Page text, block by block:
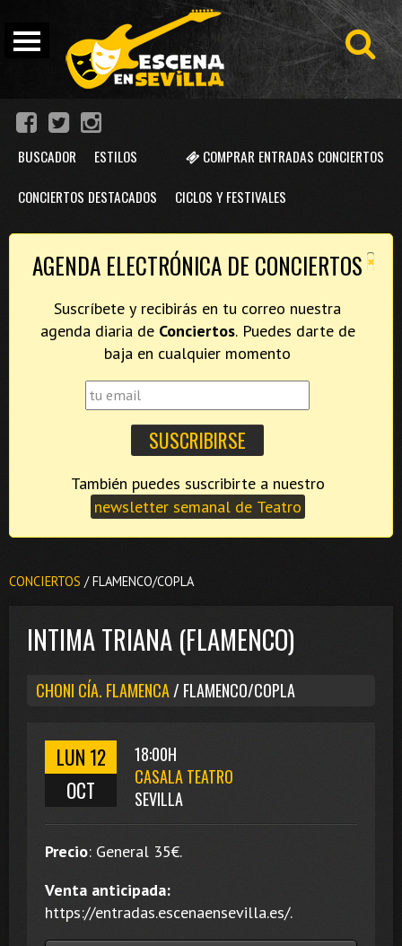
COMPRAR ENTRADAS CONCIERTOS
BUSCADOR ESTILOS
CONCIERTOS DESTACADOS CICLOS Y FESTIVALES
×
AGENDA ELECTRÓNICA DE CONCIERTOS
Suscríbete y recibirás en tu correo nuestra
agenda diaria de Conciertos. Puedes darte de
baja en cualquier momento
newsletter semanal de Teatro
CONCIERTOS / FLAMENCO/COPLA
INTIMA TRIANA (FLAMENCO)
CHONI CÍA. FLAMENCA/ FLAMENCO/COPLA
LUN 12
OCT
18:00H
CASALA TEATRO
SEVILLA
Precio: General 35€.
Venta anticipada:
https://entradas.escenaensevilla.es/.